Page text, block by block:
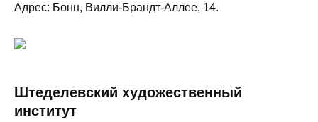
Адрес: Бонн, Вилли-Брандт-Аллее, 14.
Штеделевский художественный
институт